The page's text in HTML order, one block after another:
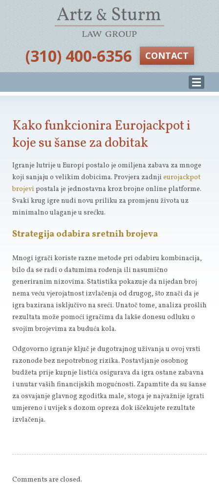
‪(310) 400-6356‬ CONTACT
Kako funkcionira Eurojackpot i
koje su šanse za dobitak
Igranje lutrije u Europi postalo je omiljena zabava za mnoge
koji sanjaju o velikim dobicima. Provjera zadnji eurojackpot
brojevi postala je jednostavna kroz brojne online platforme.
Svaki krug igre nudi novu priliku za promjenu života uz
minimalno ulaganje u srećku.
Strategija odabira sretnih brojeva
Mnogi igrači koriste razne metode pri odabiru kombinacija,
bilo da se radi o datumima rođenja ili nasumično
generiranim nizovima. Statistika pokazuje da nijedan broj
nema veću vjerojatnost izvlačenja od drugog, što znači da je
igra bazirana isključivo na sreći. Unatoč tome, analiza prošlih
rezultata može pomoći igračima da lakše donesu odluku o
svojim brojevima za buduća kola.
Odgovorno igranje ključ je dugotrajnog uživanja u ovoj vrsti
razonode bez nepotrebnog rizika. Postavljanje osobnog
budžeta prije kupnje listića osigurava da igra ostane zabavna
i unutar vaših financijskih mogućnosti. Zapamtite da su šanse
za osvajanje glavnog zgoditka male, stoga je najvažnije igrati
umjereno i uvijek s dozom opreza dok iščekujete rezultate
izvlačenja.
Comments are closed.